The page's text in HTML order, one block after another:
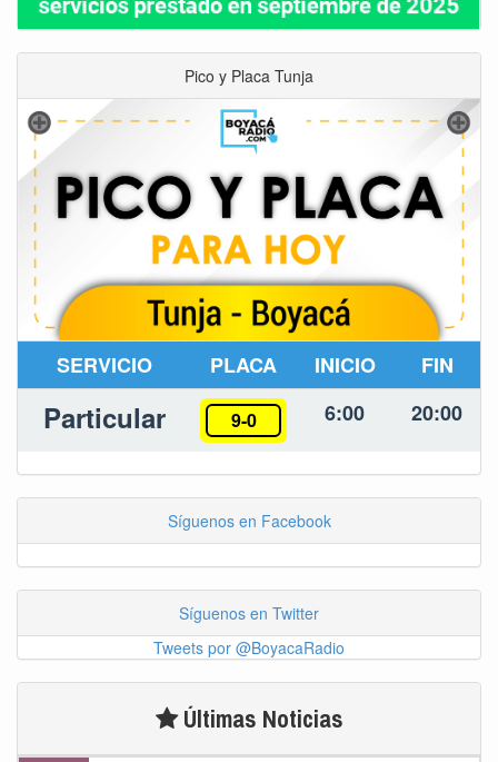
Pico y Placa Tunja
SERVICIO PLACA INICIO FIN
Particular 9-0 6:00 20:00
Síguenos en Facebook
Síguenos en Twitter
Tweets por @BoyacaRadio
Últimas Noticias